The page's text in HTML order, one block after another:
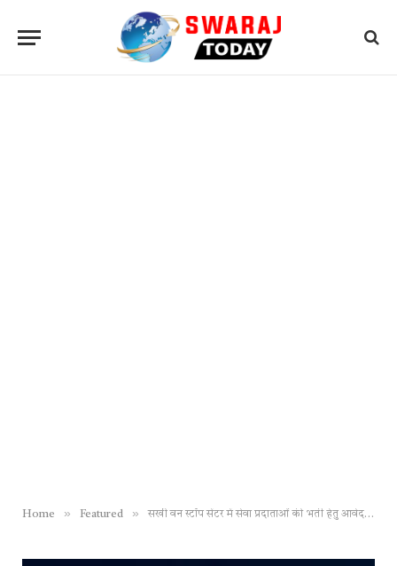
Home » Featured » सखी वन स्टॉप सेंटर में सेवा प्रदाताओं की भर्ती हेतु आवेदन 23 जुलाई तक आमंत्रित